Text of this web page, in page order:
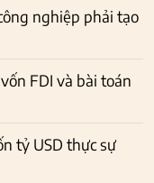
nghiệp phải tạo
FDI và bài toán
tỷ USD thực sự